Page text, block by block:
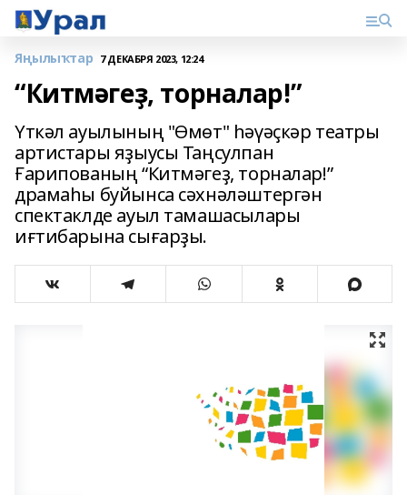
Яңылыҡтар 7 ДЕКАБРЯ 2023, 12:24
“Китмәгеҙ, торналар!”
Үткәл ауылының "Ѳмѳт" һәүәҫкәр театры
артистары яҙыусы Таңсулпан
Ғарипованың “Китмәгеҙ, торналар!”
драмаһы буйынса сәхнәләштергән
спектаклде ауыл тамашасылары
иғтибарына сығарҙы.